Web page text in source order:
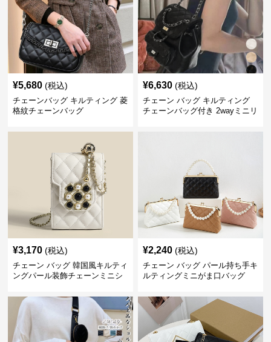
¥5,680 (税込)
チェーンバッグ キルティング 菱
格紋チェーンバッグ
¥6,630 (税込)
チェーン バッグ キルティング
チェーンバッグ付き 2wayミニリ
¥3,170 (税込)
チェーン バッグ 韓国風キルティ
ングパール装飾チェーンミニシ
¥2,240 (税込)
チェーン バッグ パール持ち手キ
ルティングミニがま口バッグ